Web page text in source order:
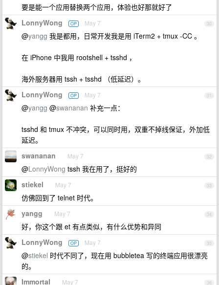
要是能一个应用替换两个应用，体验也好那就好了
30
LonnyWong OP May 7
@yangg 我是都用，日常开发我是用 iTerm2 + tmux -CC 。
在 iPhone 中我用 rootshell + tsshd ，
海外服务器用 tssh + tsshd （低延迟）。
31
LonnyWong OP May 7
@yangg @swananan 补充一点：
tsshd 和 tmux 不冲突，可以同时用，双重不掉线保证，外加低
延迟。
32
swananan May 7
@LonnyWong tssh 我在用了，挺好的
33
stiekel May 7
仿佛回到了 telnet 时代。
34
yangg May 7
好，你这个跟 et 有点类似，有什么优势和异同
35
LonnyWong OP May 7
@stiekel 时代不同了，现在用 bubbletea 写的终端应用很漂亮
的。
36
Immortal May 7